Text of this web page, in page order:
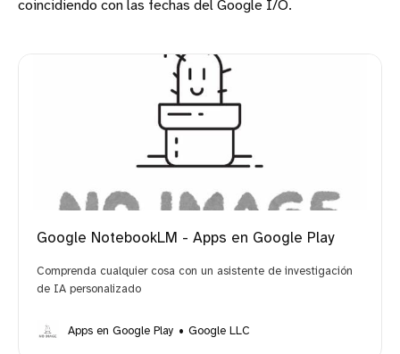
coincidiendo con las fechas del Google I/O.
Google NotebookLM - Apps en Google Play
Comprenda cualquier cosa con un asistente de investigación
de IA personalizado
Apps en Google Play Google LLC